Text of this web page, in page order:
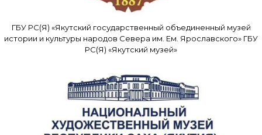
ГБУ РС(Я) «Якутский государственный объединенный музей
истории и культуры народов Севера им. Ем. Ярославского» ГБУ
РС(Я) «Якутский музей»